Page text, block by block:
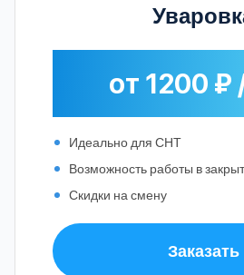
от 1200 ₽
Идеально для СНТ
Возможность работы в
Скидки на смену
Заказать